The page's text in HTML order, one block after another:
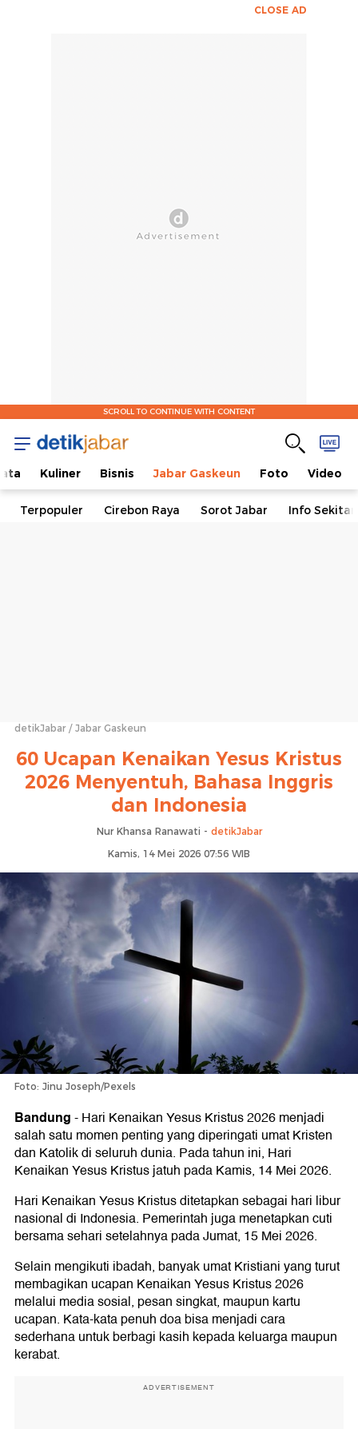
CLOSE AD
SCROLL TO CONTINUE WITH CONTENT
Kuliner Bisnis Jabar Gaskeun Foto Video
Terpopuler Cirebon Raya Sorot Jabar Info
detikJabar Jabar Gaskeun
60 Ucapan Kenaikan Yesus Kristus
2026 Menyentuh, Bahasa Inggris
dan Indonesia
Nur Khansa Ranawati - detikJabar
Kamis, 14 Mei 2026 07:56 WIB
Foto: Jinu Joseph/Pexels
Bandung-Hari Kenaikan Yesus Kristus 2026 menjadi
salah satu momen penting yang diperingati umat Kristen
dan Katolik di seluruh dunia. Pada tahun ini, Hari
Kenaikan Yesus Kristus jatuh pada Kamis, 14 Mei 2026.
Hari Kenaikan Yesus Kristus ditetapkan sebagai hari libur
nasional di Indonesia. Pemerintah juga menetapkan cuti
bersama sehari setelahnya pada Jumat, 15 Mei 2026.
Selain mengikuti ibadah, banyak umat Kristiani yang turut
membagikan ucapan Kenaikan Yesus Kristus 2026
melalui media sosial, pesan singkat, maupun kartu
ucapan. Kata-kata penuh doa bisa menjadi cara
sederhana untuk berbagi kasih kepada keluarga maupun
kerabat.
ADVERTISEMENT